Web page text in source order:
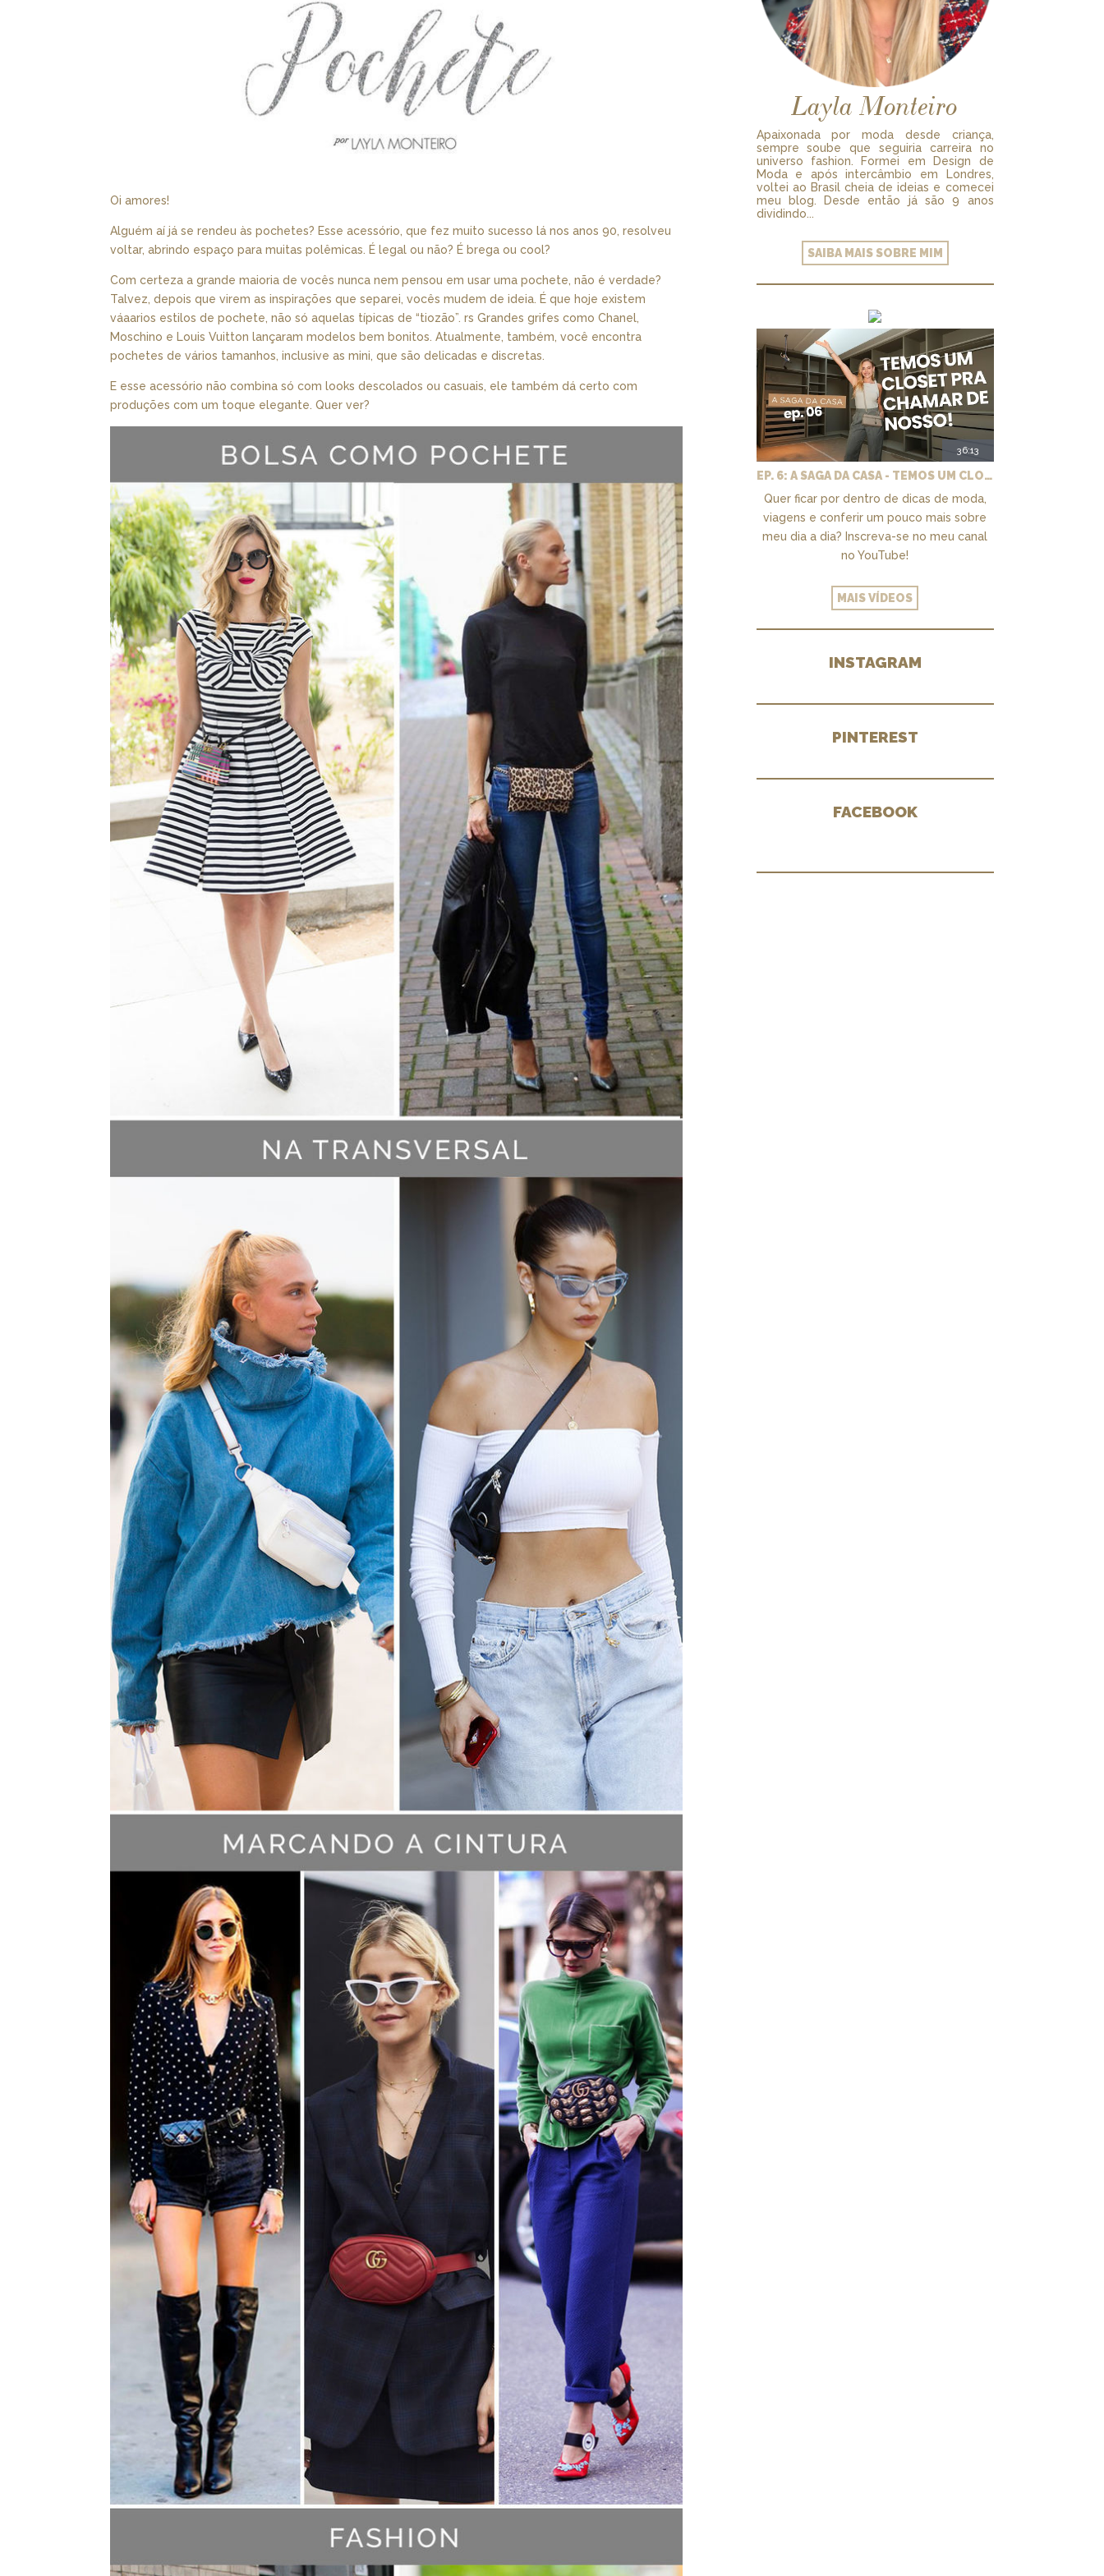
Oi amores!
Alguém aí já se rendeu às pochetes? Esse acessório, que fez muito sucesso lá nos anos 90, resolveu
voltar, abrindo espaço para muitas polêmicas. É legal ou não? É brega ou cool?
Com certeza a grande maioria de vocês nunca nem pensou em usar uma pochete, não é verdade?
Talvez, depois que virem as inspirações que separei, vocês mudem de ideia. É que hoje existem
váaarios estilos de pochete, não só aquelas típicas de “tiozão”. rs Grandes grifes como Chanel,
Moschino e Louis Vuitton lançaram modelos bem bonitos. Atualmente, também, você encontra
pochetes de vários tamanhos, inclusive as mini, que são delicadas e discretas.
E esse acessório não combina só com looks descolados ou casuais, ele também dá certo com
produções com um toque elegante. Quer ver?
Layla Monteiro
Apaixonada por moda desde criança,
sempre soube que seguiria carreira no
universo fashion. Formei em Design de
Moda e após intercâmbio em Londres,
voltei ao Brasil cheia de ideias e comecei
meu blog. Desde então já são 9 anos
dividindo...
SAIBA MAIS SOBRE MIM
36:13
EP. 6: A SAGA DA CASA - TEMOS UM CLOSET PRA CHAMAR DE NOSSO + MARCENARIA E PAISAGISMO
Quer ficar por dentro de dicas de moda,
viagens e conferir um pouco mais sobre
meu dia a dia? Inscreva-se no meu canal
no YouTube!
MAIS VÍDEOS
INSTAGRAM
PINTEREST
FACEBOOK